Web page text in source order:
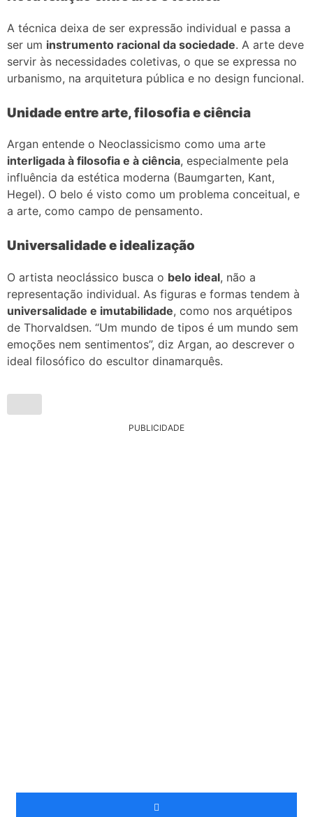
A técnica deixa de ser expressão individual e passa a
ser um instrumento racional da sociedade. A arte deve
servir às necessidades coletivas, o que se expressa no
urbanismo, na arquitetura pública e no design funcional.
Unidade entre arte, filosofia e ciência
Argan entende o Neoclassicismo como uma arte
interligada à filosofia e à ciência, especialmente pela
influência da estética moderna (Baumgarten, Kant,
Hegel). O belo é visto como um problema conceitual, e
a arte, como campo de pensamento.
Universalidade e idealização
O artista neoclássico busca o belo ideal, não a
representação individual. As figuras e formas tendem à
universalidade e imutabilidade, como nos arquétipos
de Thorvaldsen. “Um mundo de tipos é um mundo sem
emoções nem sentimentos”, diz Argan, ao descrever o
ideal filosófico do escultor dinamarquês.
PUBLICIDADE